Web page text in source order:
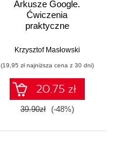
Arkusze Google.
Ćwiczenia
praktyczne
Krzysztof Masłowski
(19,95 zł najniższa cena z 30 dni)
20.75 zł
39.90zł (-48%)